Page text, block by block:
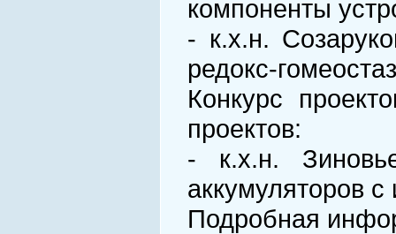
компоненты
- к.х.н.
редокс-
Конкурс
проектов:
- к.х.н.
аккумуляторов
Подробная